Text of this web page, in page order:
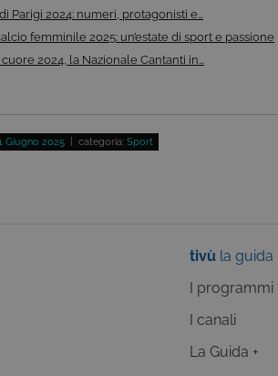
Parigi 2024: numeri, protagonisti e…
femminile 2025: un’estate di sport e passione
2024, la Nazionale Cantanti in…
Giugno 2025 | categoria: Sport
tivù la guida
I programmi
I canali
La Guida +
ASP.NET_SessionId
_ga_C1F21YC3QN .tivu.tv
LLC